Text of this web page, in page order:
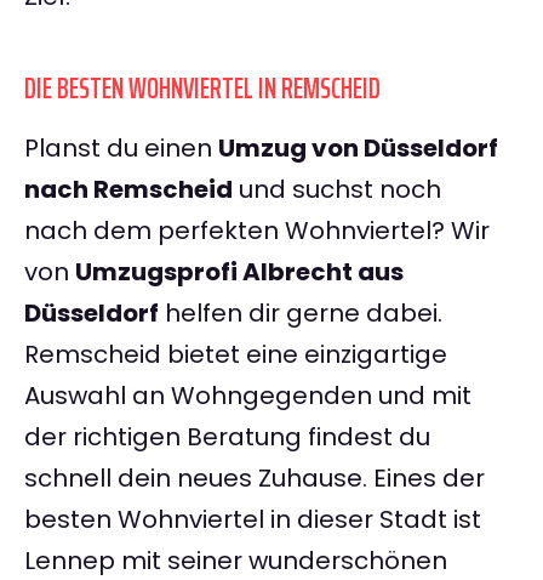
DIE BESTEN WOHNVIERTEL IN REMSCHEID
Planst du einen Umzug von Düsseldorf
nach Remscheid und suchst noch
nach dem perfekten Wohnviertel? Wir
von Umzugsprofi Albrecht aus
Düsseldorf helfen dir gerne dabei.
Remscheid bietet eine einzigartige
Auswahl an Wohngegenden und mit
der richtigen Beratung findest du
schnell dein neues Zuhause. Eines der
besten Wohnviertel in dieser Stadt ist
Lennep mit seiner wunderschönen